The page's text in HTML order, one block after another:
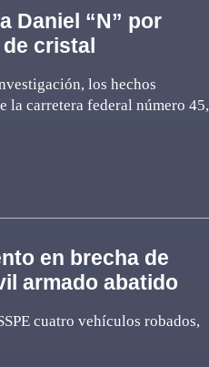
Daniel “N” por
cristal
los hechos
la carretera federal número 45,
en brecha de
armado abatido
cuatro vehículos robados,